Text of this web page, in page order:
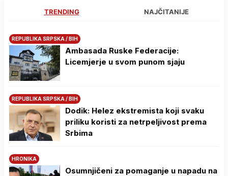
TRENDING NAJČITANIJE
REPUBLIKA SRPSKA / BIH
Ambasada Ruske Federacije:
Licemjerje u svom punom sjaju
REPUBLIKA SRPSKA / BIH
Dodik: Helez ekstremista koji svaku
priliku koristi za netrpeljivost prema
Srbima
HRONIKA
Osumnjičeni za pomaganje u napadu na